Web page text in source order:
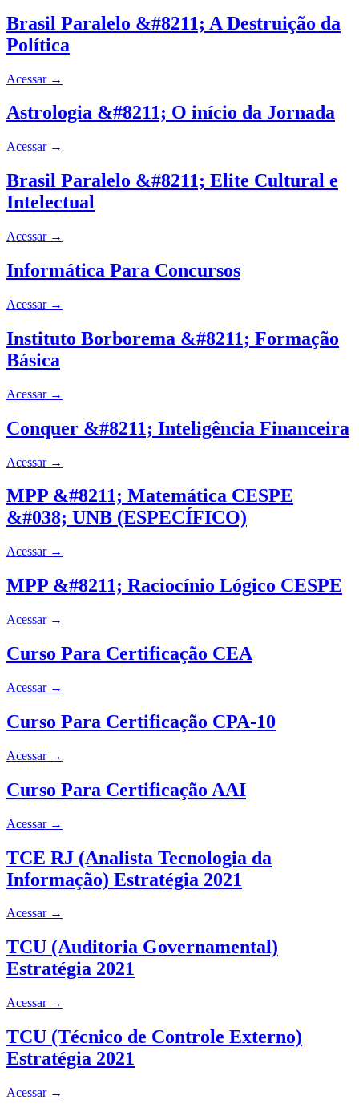
Brasil Paralelo &#8211; A Destruição da
Política
Acessar →
Astrologia &#8211; O início da Jornada
Acessar →
Brasil Paralelo &#8211; Elite Cultural e
Intelectual
Acessar →
Informática Para Concursos
Acessar →
Instituto Borborema &#8211; Formação
Básica
Acessar →
Conquer &#8211; Inteligência Financeira
Acessar →
MPP &#8211; Matemática CESPE
&#038; UNB (ESPECÍFICO)
Acessar →
MPP &#8211; Raciocínio Lógico CESPE
Acessar →
Curso Para Certificação CEA
Acessar →
Curso Para Certificação CPA-10
Acessar →
Curso Para Certificação AAI
Acessar →
TCE RJ (Analista Tecnologia da
Informação) Estratégia 2021
Acessar →
TCU (Auditoria Governamental)
Estratégia 2021
Acessar →
TCU (Técnico de Controle Externo)
Estratégia 2021
Acessar →